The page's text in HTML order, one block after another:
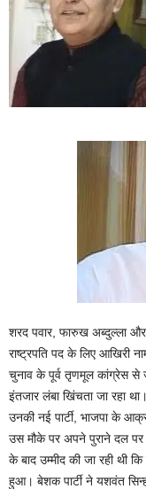
शरद पवार, फारुख अब्दुल्ला और
राष्ट्रपति पद के लिए आखिरी
चुनाव के पूर्व तृणमूल कांग्रेस से
इंतजार लंबा खिंचता जा रहा
उनकी नई पार्टी, भाजपा के
उस मौके पर अपने पुराने दल
के बाद उम्मीद की जा रही थी
हुआ। बेशक पार्टी ने यशवंत